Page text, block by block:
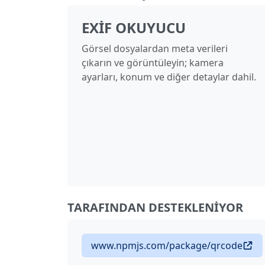
EXIF OKUYUCU
Görsel dosyalardan meta verileri
çıkarın ve görüntüleyin; kamera
ayarları, konum ve diğer detaylar dahil.
TARAFINDAN DESTEKLENIYOR
www.npmjs.com/package/qrcode